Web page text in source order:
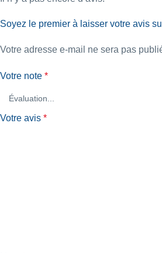
Soyez le premier à laisser votre avis
Votre adresse e-mail ne sera pas
Votre note *
Votre avis *